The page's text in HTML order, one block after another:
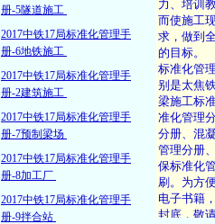
册-5隧道施工
2017中铁17局标准化管理手
册-6地铁施工
2017中铁17局标准化管理手
册-2建筑施工
2017中铁17局标准化管理手
册-7预制梁场
2017中铁17局标准化管理手
册-8加工厂
2017中铁17局标准化管理手
册-9拌合站